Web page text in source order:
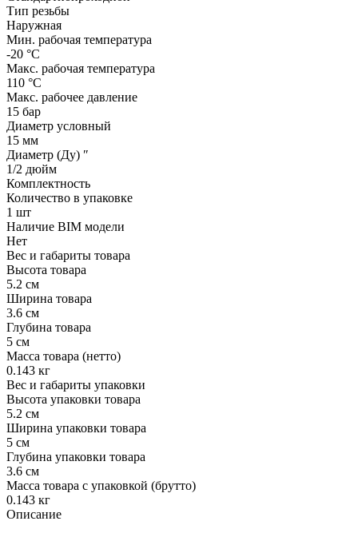
Тип резьбы
Наружная
Мин. рабочая температура
-20 °С
Макс. рабочая температура
110 °С
Макс. рабочее давление
15 бар
Диаметр условный
15 мм
Диаметр (Ду) ″
1/2 дюйм
Комплектность
Количество в упаковке
1 шт
Наличие BIM модели
Нет
Вес и габариты товара
Высота товара
5.2 см
Ширина товара
3.6 см
Глубина товара
5 см
Масса товара (нетто)
0.143 кг
Вес и габариты упаковки
Высота упаковки товара
5.2 см
Ширина упаковки товара
5 см
Глубина упаковки товара
3.6 см
Масса товара с упаковкой (брутто)
0.143 кг
Описание